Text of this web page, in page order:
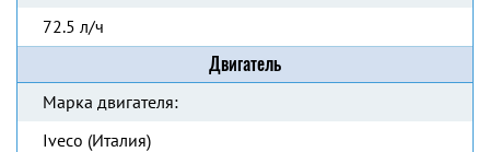
72.5 л/ч
Двигатель
Марка двигателя:
Iveco (Италия)